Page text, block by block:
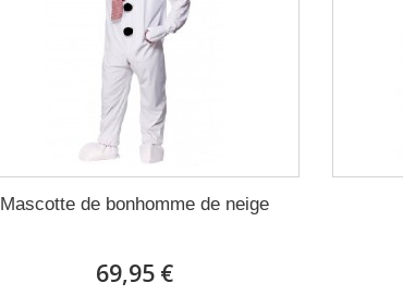
Mascotte de bonhomme de neige
69,95 €